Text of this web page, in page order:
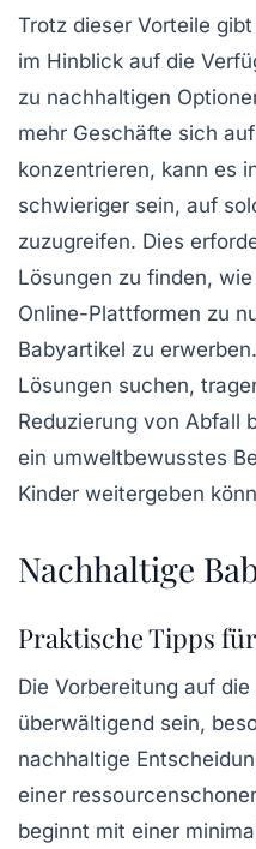
Trotz dieser Vorteile
im Hinblick auf die
zu nachhaltigen
mehr Geschäfte sich
konzentrieren, kann es
schwieriger sein, auf
zuzugreifen. Dies
Lösungen zu finden,
Online-Plattformen zu
Babyartikel zu
Lösungen suchen,
Reduzierung von Abfall
ein umweltbewusstes
Kinder weitergeben
Nachhaltige
Praktische Tipps
Die Vorbereitung auf die
überwältigend sein,
nachhaltige
einer
beginnt mit einer